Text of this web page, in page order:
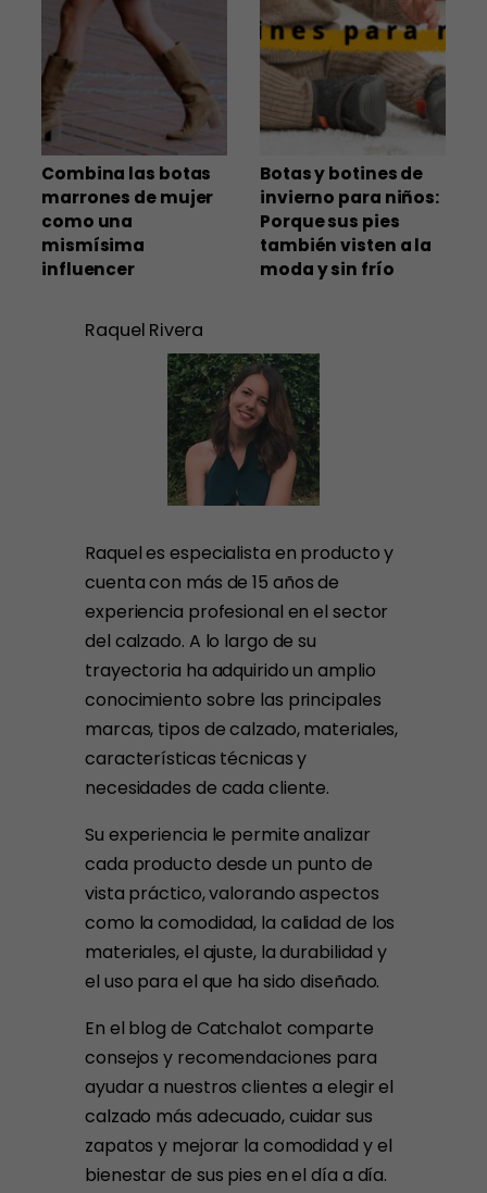
Combina las botas
marrones de mujer
como una
mismísima
influencer
Botas y botines de
invierno para niños:
Porque sus pies
también visten a la
moda y sin frío
Raquel Rivera
Raquel es especialista en producto y
cuenta con más de 15 años de
experiencia profesional en el sector
del calzado. A lo largo de su
trayectoria ha adquirido un amplio
conocimiento sobre las principales
marcas, tipos de calzado, materiales,
características técnicas y
necesidades de cada cliente.
Su experiencia le permite analizar
cada producto desde un punto de
vista práctico, valorando aspectos
como la comodidad, la calidad de los
materiales, el ajuste, la durabilidad y
el uso para el que ha sido diseñado.
En el blog de Catchalot comparte
consejos y recomendaciones para
ayudar a nuestros clientes a elegir el
calzado más adecuado, cuidar sus
zapatos y mejorar la comodidad y el
bienestar de sus pies en el día a día.